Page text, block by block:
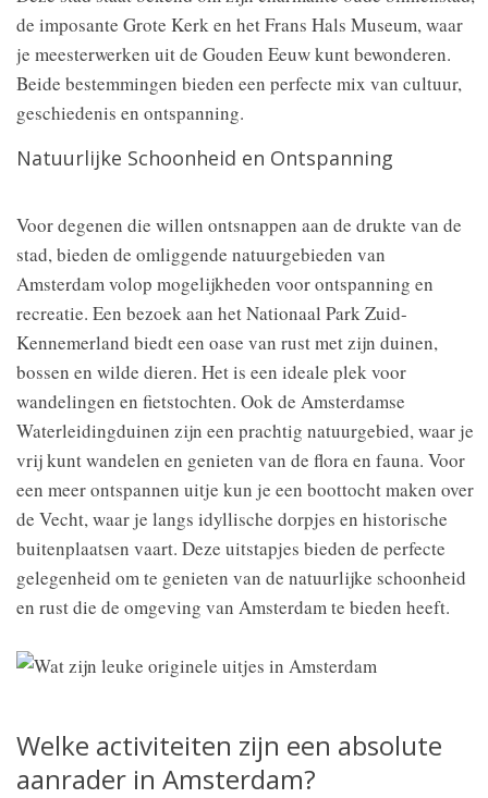
de imposante Grote Kerk en het Frans Hals Museum, waar
je meesterwerken uit de Gouden Eeuw kunt bewonderen.
Beide bestemmingen bieden een perfecte mix van cultuur,
geschiedenis en ontspanning.
Natuurlijke Schoonheid en Ontspanning
Voor degenen die willen ontsnappen aan de drukte van de
stad, bieden de omliggende natuurgebieden van
Amsterdam volop mogelijkheden voor ontspanning en
recreatie. Een bezoek aan het Nationaal Park Zuid-
Kennemerland biedt een oase van rust met zijn duinen,
bossen en wilde dieren. Het is een ideale plek voor
wandelingen en fietstochten. Ook de Amsterdamse
Waterleidingduinen zijn een prachtig natuurgebied, waar je
vrij kunt wandelen en genieten van de flora en fauna. Voor
een meer ontspannen uitje kun je een boottocht maken over
de Vecht, waar je langs idyllische dorpjes en historische
buitenplaatsen vaart. Deze uitstapjes bieden de perfecte
gelegenheid om te genieten van de natuurlijke schoonheid
en rust die de omgeving van Amsterdam te bieden heeft.
Welke activiteiten zijn een absolute
aanrader in Amsterdam?